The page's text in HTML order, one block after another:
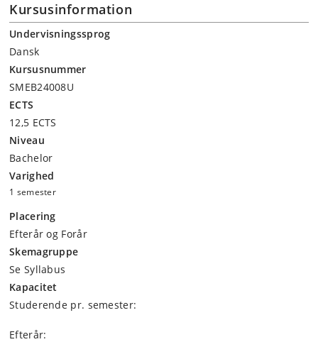
Kursusinformation
Undervisningssprog
Dansk
Kursusnummer
SMEB24008U
ECTS
12,5 ECTS
Niveau
Bachelor
Varighed
1 semester
Placering
Efterår og Forår
Skemagruppe
Se Syllabus
Kapacitet
Studerende pr. semester:
Efterår: